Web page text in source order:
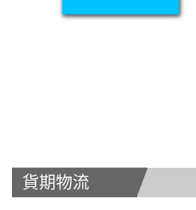
貨期物流